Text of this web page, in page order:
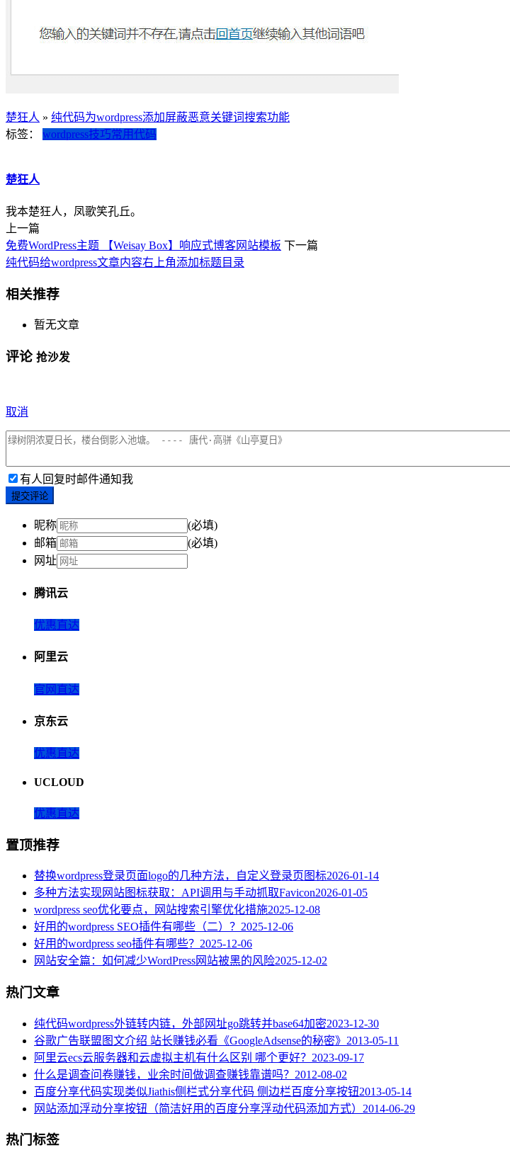
楚狂人 » 纯代码为wordpress添加屏蔽恶意关键词搜索功能
标签： wordpress技巧常用代码
楚狂人
我本楚狂人，凤歌笑孔丘。
上一篇
免费WordPress主题 【Weisay Box】响应式博客网站模板 下一篇
纯代码给wordpress文章内容右上角添加标题目录
相关推荐
暂无文章
评论 抢沙发
取消
有人回复时邮件通知我
提交评论
昵称
(必填)
邮箱
(必填)
网址
腾讯云
优惠直达
阿里云
官网直达
京东云
优惠直达
UCLOUD
优惠直达
置顶推荐
替换wordpress登录页面logo的几种方法，自定义登录页图标2026-01-14
多种方法实现网站图标获取：API调用与手动抓取Favicon2026-01-05
wordpress seo优化要点，网站搜索引擎优化措施2025-12-08
好用的wordpress SEO插件有哪些（二）？ 2025-12-06
好用的wordpress seo插件有哪些？ 2025-12-06
网站安全篇：如何减少WordPress网站被黑的风险2025-12-02
热门文章
纯代码wordpress外链转内链，外部网址go跳转并base64加密2023-12-30
谷歌广告联盟图文介绍 站长赚钱必看《GoogleAdsense的秘密》 2013-05-11
阿里云ecs云服务器和云虚拟主机有什么区别 哪个更好？ 2023-09-17
什么是调查问卷赚钱，业余时间做调查赚钱靠谱吗？ 2012-08-02
百度分享代码实现类似Jiathis侧栏式分享代码 侧边栏百度分享按钮2013-05-14
网站添加浮动分享按钮（简洁好用的百度分享浮动代码添加方式） 2014-06-29
热门标签